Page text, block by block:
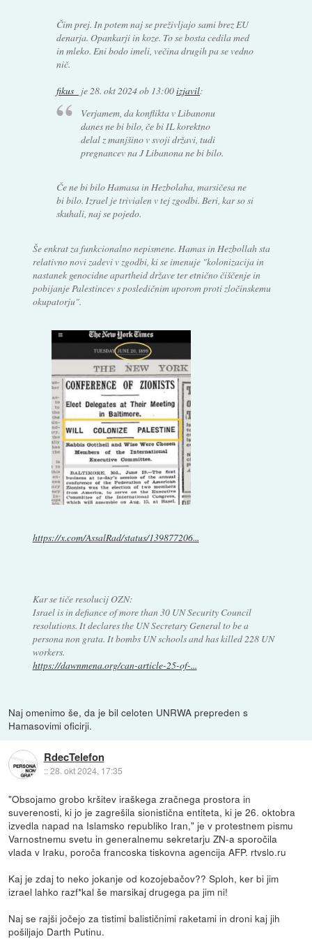
Čim prej. In potem naj se preživljajo sami brez EU
denarja. Opankarji in koze. To se bosta cedila med
in mleko. Eni bodo imeli, večina drugih pa se vedno
nič.
fikus_ je 28. okt 2024 ob 13:00izjavil:
Verjamem, da konflikta v Libanonu
danes ne bi bilo, če bi IL korektno
delal z manjšino v svoji državi, tudi
pregnancev na J Libanona ne bi bilo.
Če ne bi bilo Hamasa in Hezbolaha, marsičesa ne
bi bilo. Izrael je trivialen v tej zgodbi. Beri, kar so si
skuhali, naj se pojedo.
Še enkrat za funkcionalno nepismene. Hamas in Hezbollah sta
relativno novi zadevi v zgodbi, ki se imenuje "kolonizacija in
nastanek genocidne apartheid države ter etnično čiščenje in
pobijanje Palestincev s posledičnim uporom proti zločinskemu
okupatorju".
https://x.com/AssalRad/status/139877206...
Kar se tiče resolucij OZN:
Israel is in defiance of more than 30 UN Security Council
resolutions. It declares the UN Secretary General to be a
persona non grata. It bombs UN schools and has killed 228 UN
workers.
https://dawnmena.org/can-article-25-of-...
Naj omenimo še, da je bil celoten UNRWA prepreden s
Hamasovimi oficirji.
RdecTelefon
::28. okt 2024, 17:35
"Obsojamo grobo kršitev iraškega zračnega prostora in
suverenosti, ki jo je zagrešila sionistična entiteta, ki je 26. oktobra
izvedla napad na Islamsko republiko Iran," je v protestnem pismu
Varnostnemu svetu in generalnemu sekretarju ZN-a sporočila
vlada v Iraku, poroča francoska tiskovna agencija AFP. rtvslo.ru
Kaj je zdaj to neko jokanje od kozojebačov?? Sploh, ker bi jim
izrael lahko razf*kal še marsikaj drugega pa jim ni!
Naj se rajši jočejo za tistimi balističnimi raketami in droni kaj jih
pošiljajo Darth Putinu.